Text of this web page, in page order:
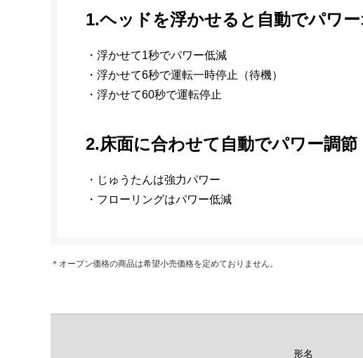
1.ヘッドを浮かせると自動でパワー
・浮かせて1秒でパワー低減
・浮かせて6秒で運転一時停止（待機）
・浮かせて60秒で運転停止
2.床面に合わせて自動でパワー調節
・じゅうたんは強力パワー
・フローリングはパワー低減
＊オープン価格の商品は希望小売価格を定めておりません。
形名